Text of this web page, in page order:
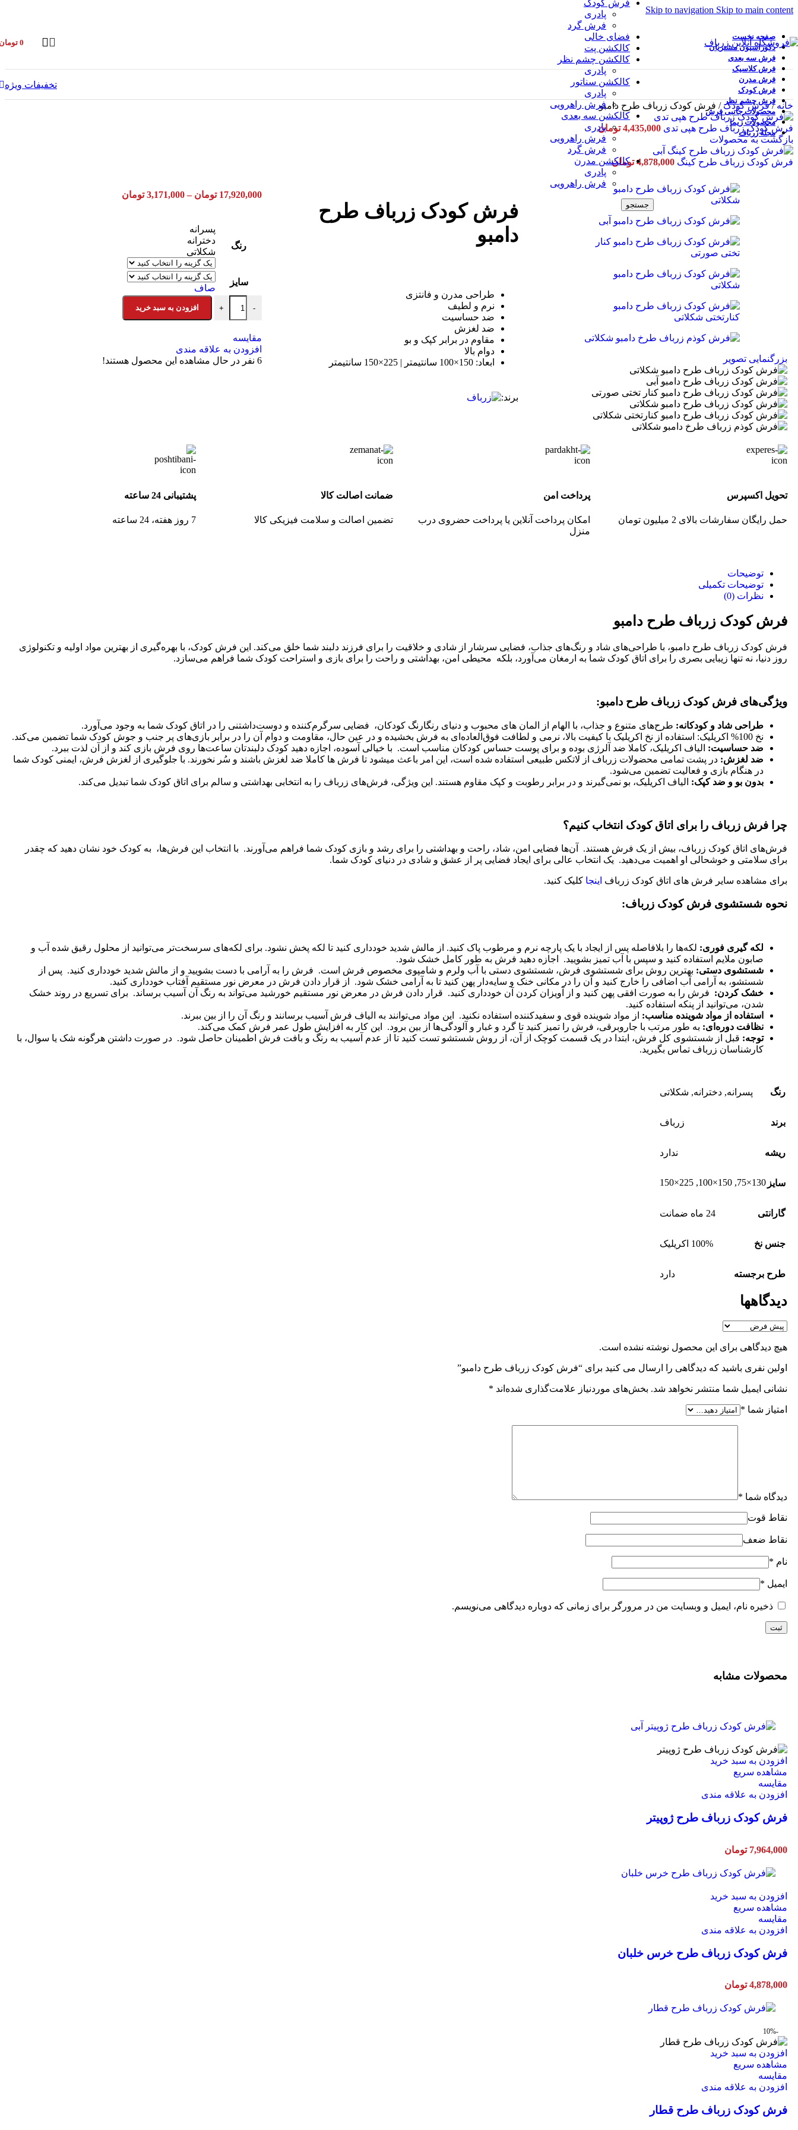
Skip to navigation Skip to main content
فرش کودک
پادری
فرش گرد
فضای خالی
کالکشن پت
کالکشن چشم نظر
پادری
کالکشن سناتور
پادری
فرش راهرویی
کالکشن سه بعدی
پادری
فرش راهرویی
فرش گرد
کالکشن مدرن
پادری
فرش راهرویی
جستجو
0
صفحه نخست
دکوراسیون مشتریان
فرش سه بعدی
فرش کلاسیک
فرش مدرن
فرش کودک
فرش چشم نظر
محصولات جانبی فرش
محصولات زیما
مجله زرباف
تخفیفات ویژه
خانه/ فرش کودک/ فرش کودک زرباف طرح دامبو
فرش کودک زرباف طرح هپی تدی 4,435,000 تومان
بازگشت به محصولات
فرش کودک زرباف طرح کینگ 4,878,000 تومان
بزرگنمایی تصویر
فرش کودک زرباف طرح
دامبو
طراحی مدرن و فانتزی
نرم و لطیف
ضد حساسیت
ضد لغزش
مقاوم در برابر کپک و بو
دوام بالا
ابعاد: 150×100 سانتیمتر | 225×150 سانتیمتر
برند:
17,920,000 تومان –
3,171,000 تومان
رنگ
پسرانه
دخترانه
شکلاتی
سایز
صاف
-
+ افزودن به سبد خرید
مقایسه
افزودن به علاقه مندی
6 نفر در حال مشاهده این محصول هستند!
تحویل اکسپرس
حمل رایگان سفارشات بالای 2 میلیون تومان
پرداخت امن
امکان پرداخت آنلاین یا پرداخت حضروی درب
منزل
ضمانت اصالت کالا
تضمین اصالت و سلامت فیزیکی کالا
پشتیبانی 24 ساعته
7 روز هفته، 24 ساعته
توضیحات
توضیحات تکمیلی
نظرات (0)
فرش کودک زرباف طرح دامبو
فرش کودک زرباف طرح دامبو، با طراحی‌های شاد و رنگ‌های جذاب، فضایی سرشار از شادی و خلاقیت را برای فرزند دلبند شما خلق می‌کند. این فرش‌ کودک، با بهره‌گیری از بهترین مواد اولیه و تکنولوژی
روز دنیا، نه تنها زیبایی بصری را برای اتاق کودک شما به ارمغان می‌آورد، بلکه محیطی امن، بهداشتی و راحت را برای بازی و استراحت کودک شما فراهم می‌سازد.
ویژگی‌های فرش کودک زرباف طرح دامبو:
طراحی شاد و کودکانه: طرح‌های متنوع و جذاب، با الهام از المان های محبوب و دنیای رنگارنگ کودکان، فضایی سرگرم‌کننده و دوست‌داشتنی را در اتاق کودک شما به وجود می‌آورد.
نخ 100% اکریلیک: استفاده از نخ اکریلیک با کیفیت بالا، نرمی و لطافت فوق‌العاده‌ای به فرش بخشیده و در عین حال، مقاومت و دوام آن را در برابر بازی‌های پر جنب و جوش کودک شما تضمین می‌کند.
ضد حساسیت: الیاف اکریلیک، کاملا ضد آلرژی بوده و برای پوست حساس کودکان مناسب است. با خیالی آسوده، اجازه دهید کودک دلبندتان ساعت‌ها روی فرش بازی کند و از آن لذت ببرد.
ضد لغزش: در پشت تمامی محضولات زرباف از لاتکس طبیعی استفاده شده است، این امر باعث میشود تا فرش ها کاملا ضد لغزش باشند و سُر نخورند. با جلوگیری از لغزش فرش، ایمنی کودک شما
در هنگام بازی و فعالیت تضمین می‌شود.
بدون بو و ضد کپک: الیاف اکریلیک، بو نمی‌گیرند و در برابر رطوبت و کپک مقاوم هستند. این ویژگی، فرش‌های زرباف را به انتخابی بهداشتی و سالم برای اتاق کودک شما تبدیل می‌کند.
چرا فرش زرباف را برای اتاق کودک انتخاب کنیم؟
فرش‌های اتاق کودک زرباف، بیش از یک فرش هستند. آن‌ها فضایی امن، شاد، راحت و بهداشتی را برای رشد و بازی کودک شما فراهم می‌آورند. با انتخاب این فرش‌ها، به کودک خود نشان دهید که چقدر
برای سلامتی و خوشحالی او اهمیت می‌دهید. یک انتخاب عالی برای ایجاد فضایی پر از عشق و شادی در دنیای کودک شما.
برای مشاهده سایر فرش های اتاق کودک زرباف اینجا کلیک کنید.
نحوه شستشوی فرش کودک زرباف:
لکه گیری فوری: لکه‌ها را بلافاصله پس از ایجاد با یک پارچه نرم و مرطوب پاک کنید. از مالش شدید خودداری کنید تا لکه پخش نشود. برای لکه‌های سرسخت‌تر می‌توانید از محلول رقیق شده آب و
صابون ملایم استفاده کنید و سپس با آب تمیز بشویید. اجازه دهید فرش به طور کامل خشک شود.
شستشوی دستی: بهترین روش برای شستشوی فرش، شستشوی دستی با آب ولرم و شامپوی مخصوص فرش است. فرش را به آرامی با دست بشویید و از مالش شدید خودداری کنید. پس از
شستشو، به آرامی آب اضافی را خارج کنید و آن را در مکانی خنک و سایه‌دار پهن کنید تا به آرامی خشک شود. از قرار دادن فرش در معرض نور مستقیم آفتاب خودداری کنید.
خشک کردن: فرش را به صورت افقی پهن کنید و از آویزان کردن آن خودداری کنید. قرار دادن فرش در معرض نور مستقیم خورشید می‌تواند به رنگ آن آسیب برساند. برای تسریع در روند خشک
شدن، می‌توانید از پنکه استفاده کنید.
استفاده از مواد شوینده مناسب: از مواد شوینده قوی و سفیدکننده استفاده نکنید. این مواد می‌توانند به الیاف فرش آسیب برسانند و رنگ آن را از بین ببرند.
نظافت دوره‌ای: به طور مرتب با جاروبرقی، فرش را تمیز کنید تا گرد و غبار و آلودگی‌ها از بین برود. این کار به افزایش طول عمر فرش کمک می‌کند.
توجه: قبل از شستشوی کل فرش، ابتدا در یک قسمت کوچک از آن، از روش شستشو تست کنید تا از عدم آسیب به رنگ و بافت فرش اطمینان حاصل شود. در صورت داشتن هرگونه شک یا سوال، با
کارشناسان زرباف تماس بگیرید.
رنگ پسرانه, دخترانه, شکلاتی
برند زرباف
ریشه ندارد
سایز 130×75
,
150×100
,
225×150
گارانتی 24 ماه ضمانت
جنس نخ 100% اکریلیک
طرح برجسته دارد
دیدگاهها
هیچ دیدگاهی برای این محصول نوشته نشده است.
اولین نفری باشید که دیدگاهی را ارسال می کنید برای “فرش کودک زرباف طرح دامبو”
نشانی ایمیل شما منتشر نخواهد شد. بخش‌های موردنیاز علامت‌گذاری شده‌اند *
امتیاز شما *
دیدگاه شما *
نقاط قوت
نقاط ضعف
نام *
ایمیل *
ذخیره نام، ایمیل و وبسایت من در مرورگر برای زمانی که دوباره دیدگاهی می‌نویسم.
محصولات مشابه
افزودن به سبد خرید
مشاهده سریع
مقایسه
افزودن به علاقه مندی
فرش کودک زرباف طرح ژوپیتر
7,964,000 تومان
افزودن به سبد خرید
مشاهده سریع
مقایسه
افزودن به علاقه مندی
فرش کودک زرباف طرح خرس خلبان
4,878,000 تومان
-10%
افزودن به سبد خرید
مشاهده سریع
مقایسه
افزودن به علاقه مندی
فرش کودک زرباف طرح قطار